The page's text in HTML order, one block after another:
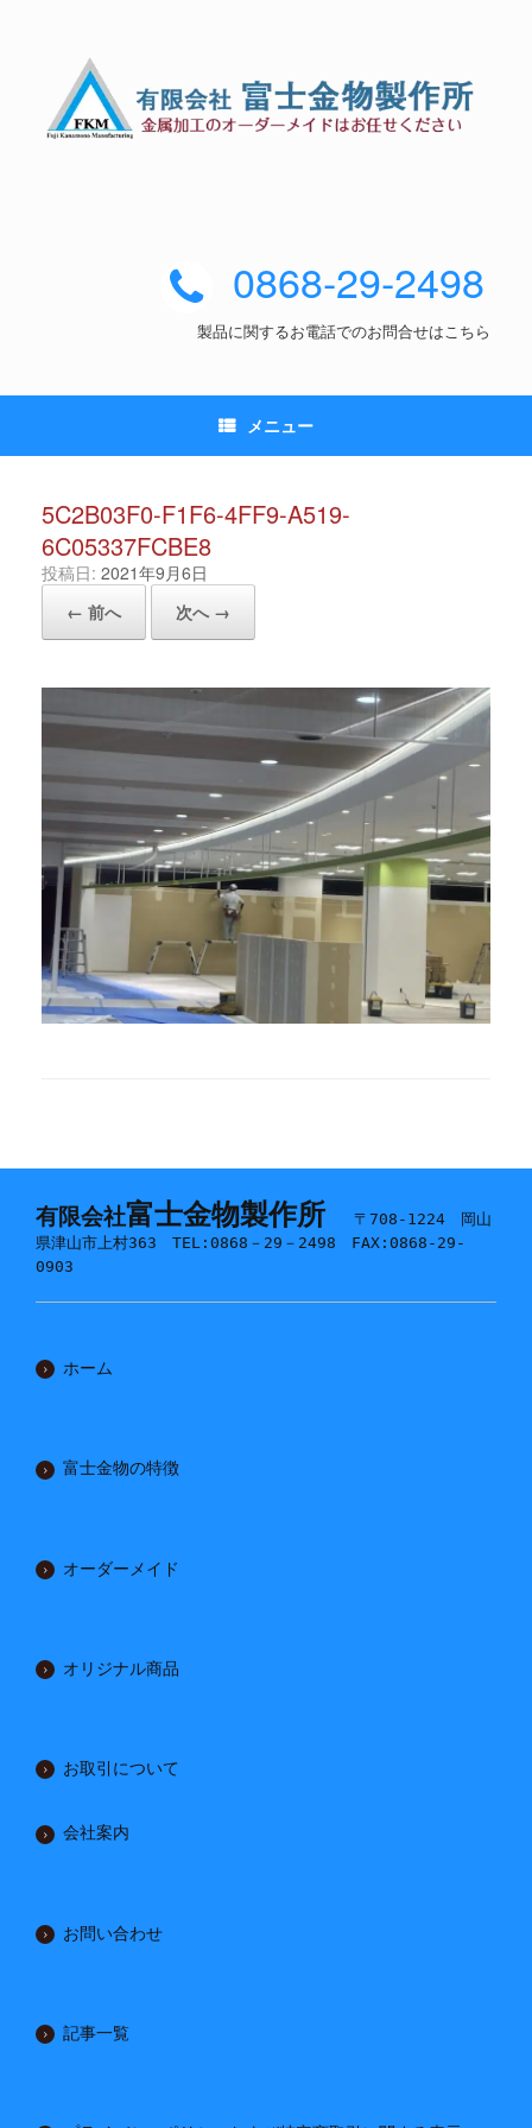
0868-29-2498
製品に関するお電話でのお問合せはこちら
メニュー
5C2B03F0-F1F6-4FF9-A519-
6C05337FCBE8
投稿日: 2021年9月6日
← 前へ
次へ →
有限会社富士金物製作所
〒708-1224 岡山
県津山市上村363 TEL:0868－29－2498 FAX:0868-29-
0903
ホーム
富士金物の特徴
オーダーメイド
オリジナル商品
お取引について
会社案内
お問い合わせ
記事一覧